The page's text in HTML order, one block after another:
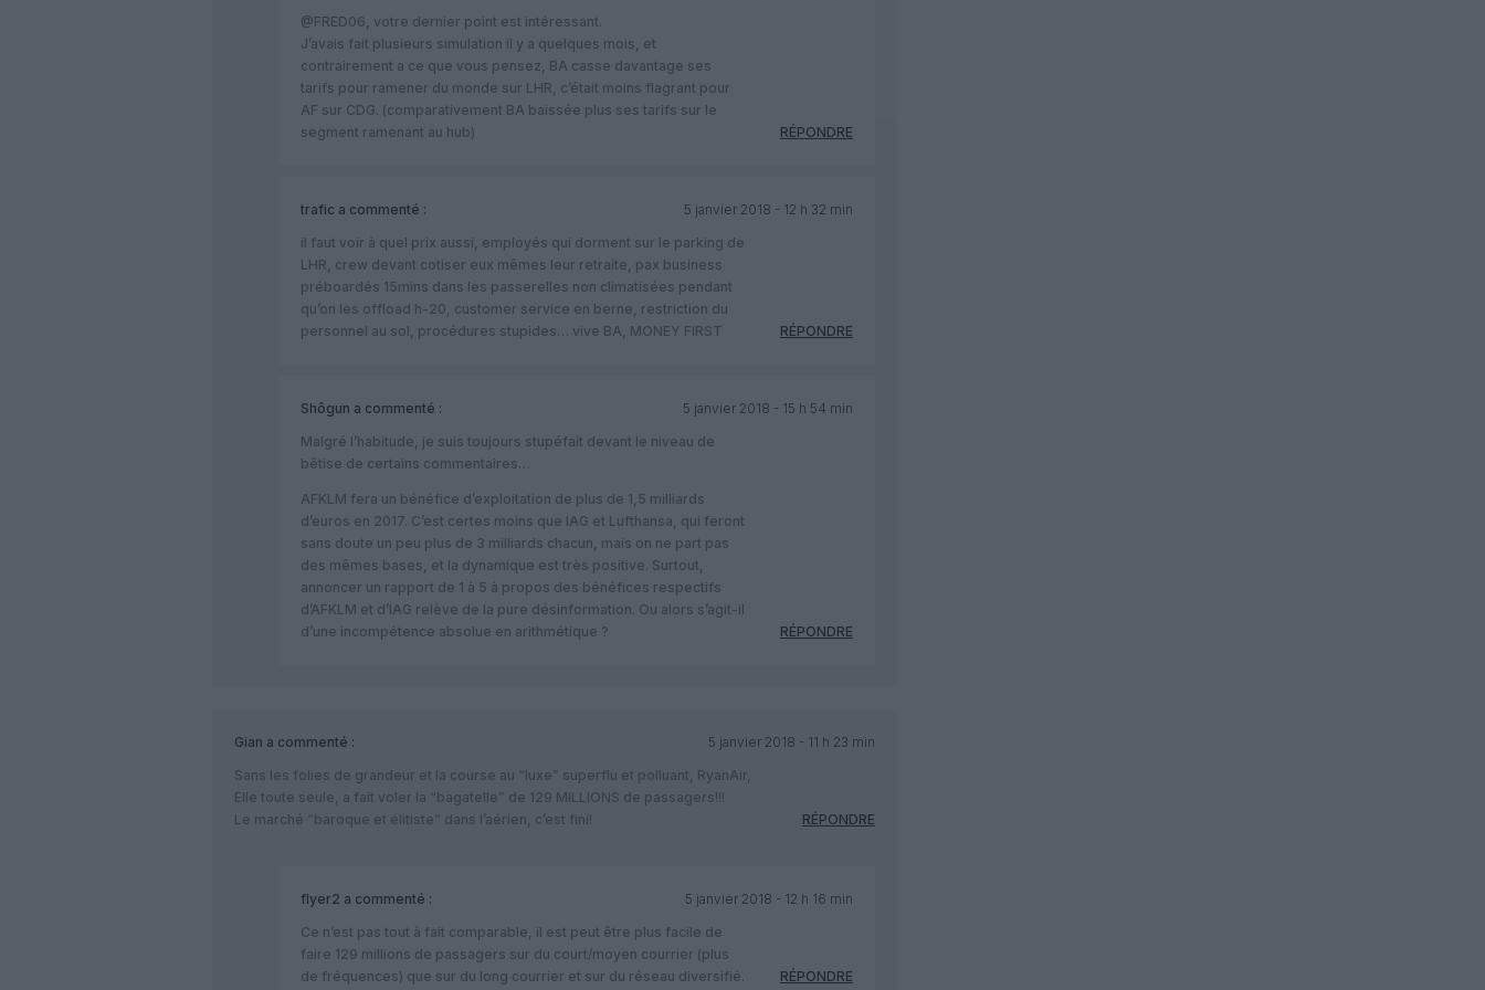
@FRED06, votre dernier point est intéressant.
J’avais fait plusieurs simulation il y a quelques mois, et
contrairement a ce que vous pensez, BA casse davantage ses
tarifs pour ramener du monde sur LHR, c’était moins flagrant pour
AF sur CDG. (comparativement BA baissée plus ses tarifs sur le
segment ramenant au hub)
RÉPONDRE
trafic a commenté :
5 janvier 2018 - 12 h 32 min
il faut voir à quel prix aussi, employés qui dorment sur le parking de
LHR, crew devant cotiser eux mêmes leur retraite, pax business
préboardés 15mins dans les passerelles non climatisées pendant
qu’on les offload h-20, customer service en berne, restriction du
personnel au sol, procédures stupides… vive BA, MONEY FIRST
RÉPONDRE
Shôgun a commenté :
5 janvier 2018 - 15 h 54 min
Malgré l’habitude, je suis toujours stupéfait devant le niveau de
bêtise de certains commentaires…
AFKLM fera un bénéfice d’exploitation de plus de 1,5 milliards
d’euros en 2017. C’est certes moins que IAG et Lufthansa, qui feront
sans doute un peu plus de 3 milliards chacun, mais on ne part pas
des mêmes bases, et la dynamique est très positive. Surtout,
annoncer un rapport de 1 à 5 à propos des bénéfices respectifs
d’AFKLM et d’IAG relève de la pure désinformation. Ou alors s’agit-il
d’une incompétence absolue en arithmétique ?
RÉPONDRE
Gian a commenté :
5 janvier 2018 - 11 h 23 min
Sans les folies de grandeur et la course au “luxe” superflu et polluant, RyanAir,
Elle toute seule, a fait voler la “bagatelle” de 129 MILLIONS de passagers!!!
Le marché “baroque et élitiste” dans l’aérien, c’est fini!
RÉPONDRE
flyer2 a commenté :
5 janvier 2018 - 12 h 16 min
Ce n’est pas tout à fait comparable, il est peut être plus facile de
faire 129 millions de passagers sur du court/moyen courrier (plus
de fréquences) que sur du long courrier et sur du réseau diversifié.
RÉPONDRE